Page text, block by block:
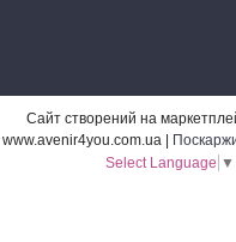
Сайт створений на
Select Language ▼